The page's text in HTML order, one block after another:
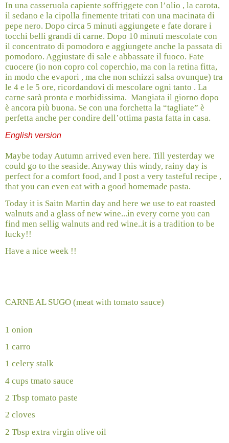
In una casseruola capiente soffriggete con l’olio , la carota,
il sedano e la cipolla finemente tritati con una macinata di
pepe nero. Dopo circa 5 minuti aggiungete e fate dorare i
tocchi belli grandi di carne. Dopo 10 minuti mescolate con
il concentrato di pomodoro e aggiungete anche la passata di
pomodoro. Aggiustate di sale e abbassate il fuoco. Fate
cuocere (io non copro col coperchio, ma con la retina fitta,
in modo che evapori , ma che non schizzi salsa ovunque) tra
le 4 e le 5 ore, ricordandovi di mescolare ogni tanto . La
carne sarà pronta e morbidissima. Mangiata il giorno dopo
è ancora più buona. Se con una forchetta la “tagliate” è
perfetta anche per condire dell’ottima pasta fatta in casa.
English version
Maybe today Autumn arrived even here. Till yesterday we
could go to the seaside. Anyway this windy, rainy day is
perfect for a comfort food, and I post a very tasteful recipe ,
that you can even eat with a good homemade pasta.
Today it is Saitn Martin day and here we use to eat roasted
walnuts and a glass of new wine...in every corne you can
find men sellig walnuts and red wine..it is a tradition to be
lucky!!
Have a nice week !!
CARNE AL SUGO (meat with tomato sauce)
1 onion
1 carro
1 celery stalk
4 cups tmato sauce
2 Tbsp tomato paste
2 cloves
2 Tbsp extra virgin olive oil